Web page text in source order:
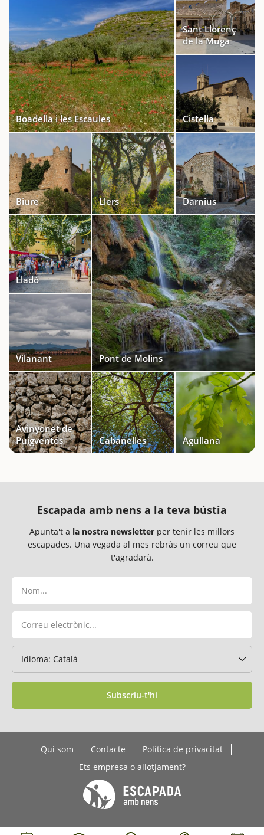
Boadella i les Escaules
Sant Llorenç
de la Muga
Cistella
Biure Llers Darnius
Lladó
Vilanant Pont de Molins
Avinyonet de
Puigventós
Cabanelles Agullana
Escapada amb nens a la teva bústia
Apunta't a la nostra newsletter per tenir les millors
escapades. Una vegada al mes rebràs un correu que
t'agradarà.
Subscriu-t'hi
Qui som Contacte
Política de privacitat
Ets empresa o allotjament?